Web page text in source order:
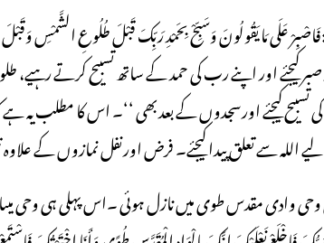
صبر کیجئے اور اپنے رب کی حمد کے ساتھ تسبیح کرتے
کیجئے اورسجدوں کے بعدبھی ‘‘۔ اس کا مطلب یہ
اللہ سے تعلق پیدا کیجئے۔ فرض اورنفل نمازوں کے علاوہ
وادی مقدس طوی میں نازل ہوئی ۔اس پہلی ہی وحی